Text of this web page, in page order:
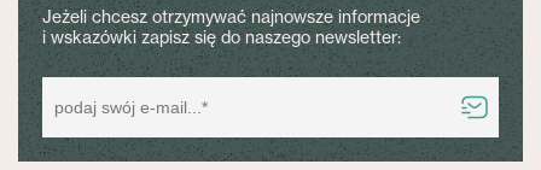
Jeżeli chcesz otrzymywać najnowsze informacje
i wskazówki zapisz się do naszego newsletter: